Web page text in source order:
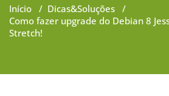
Início / Dicas&Soluções /
Como fazer upgrade do Debian 8
Stretch!